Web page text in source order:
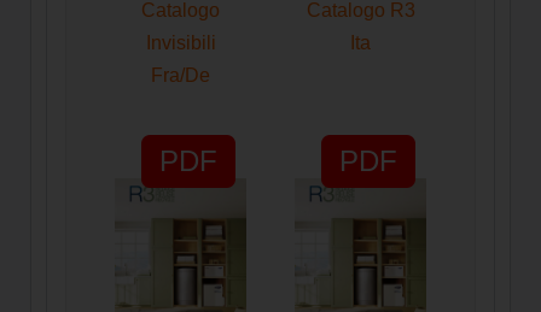
Catalogo
Invisibili
Fra/De
Catalogo R3
Ita
PDF PDF